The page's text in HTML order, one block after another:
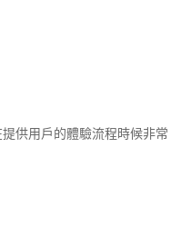
供用戶的體驗流程時候非常